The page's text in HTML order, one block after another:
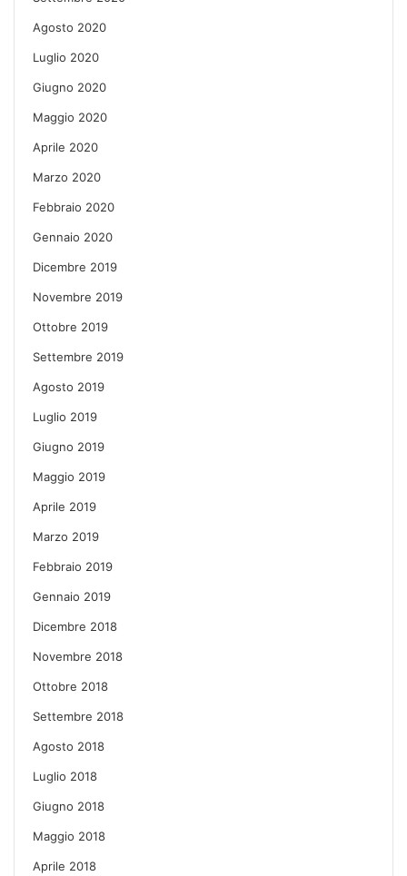
Agosto 2020
Luglio 2020
Giugno 2020
Maggio 2020
Aprile 2020
Marzo 2020
Febbraio 2020
Gennaio 2020
Dicembre 2019
Novembre 2019
Ottobre 2019
Settembre 2019
Agosto 2019
Luglio 2019
Giugno 2019
Maggio 2019
Aprile 2019
Marzo 2019
Febbraio 2019
Gennaio 2019
Dicembre 2018
Novembre 2018
Ottobre 2018
Settembre 2018
Agosto 2018
Luglio 2018
Giugno 2018
Maggio 2018
Aprile 2018